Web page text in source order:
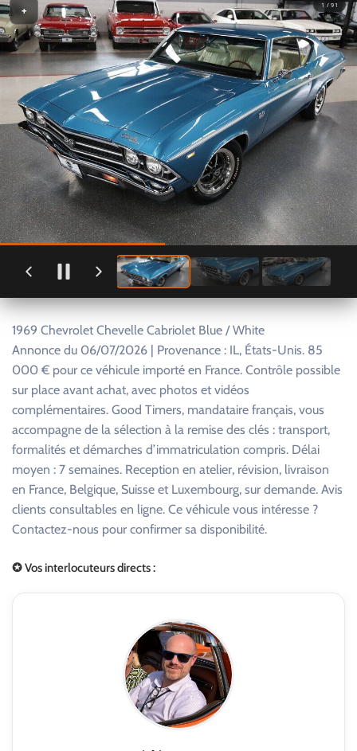
1 / 91
+
1969 Chevrolet Chevelle Cabriolet Blue / White
Annonce du 06/07/2026 | Provenance : IL, États-Unis. 85
000 € pour ce véhicule importé en France. Contrôle possible
sur place avant achat, avec photos et vidéos
complémentaires. Good Timers, mandataire français, vous
accompagne de la sélection à la remise des clés : transport,
formalités et démarches d’immatriculation compris. Délai
moyen : 7 semaines. Reception en atelier, révision, livraison
en France, Belgique, Suisse et Luxembourg, sur demande. Avis
clients consultables en ligne. Ce véhicule vous intéresse ?
Contactez-nous pour confirmer sa disponibilité.
✪ Vos interlocuteurs directs :